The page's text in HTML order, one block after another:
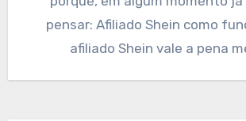
pensar: Afiliado Shein como
afiliado Shein vale a pena